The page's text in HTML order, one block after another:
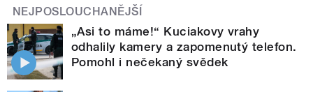
NEJPOSLOUCHANĚJŠÍ
„Asi to máme!“ Kuciakovy vrahy
odhalily kamery a zapomenutý telefon.
Pomohl i nečekaný svědek